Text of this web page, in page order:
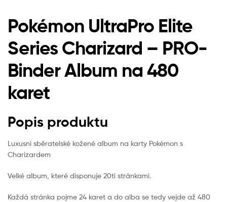
Pokémon UltraPro Elite
Series Charizard – PRO-
Binder Album na 480
karet
Popis produktu
Luxusní sběratelské kožené album na karty Pokémon s
Charizardem
Velké album, které disponuje 20ti stránkami.
Každá stránka pojme 24 karet a do alba se tedy vejde až 480